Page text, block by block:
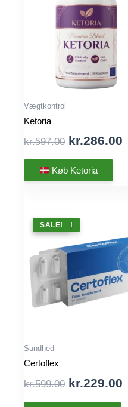
Vægtkontrol
Ketoria
kr.597.00 Original
price
was:
kr.286.00
Køb Ketoria
TILBUD !
SALE!
Sundhed
Certoflex
kr.599.00 Original
price
kr.229.00